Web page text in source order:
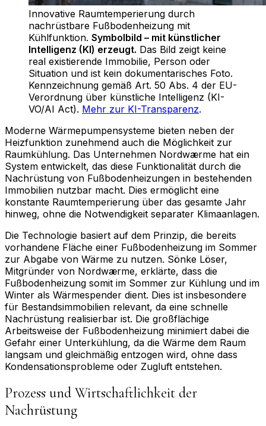
Innovative Raumtemperierung durch
nachrüstbare Fußbodenheizung mit
Kühlfunktion. Symbolbild – mit künstlicher
Intelligenz (KI) erzeugt. Das Bild zeigt keine
real existierende Immobilie, Person oder
Situation und ist kein dokumentarisches Foto.
Kennzeichnung gemäß Art. 50 Abs. 4 der EU-
Verordnung über künstliche Intelligenz (KI-
VO/AI Act). Mehr zur KI-Transparenz.
Moderne Wärmepumpensysteme bieten neben der
Heizfunktion zunehmend auch die Möglichkeit zur
Raumkühlung. Das Unternehmen Nordwærme hat ein
System entwickelt, das diese Funktionalität durch die
Nachrüstung von Fußbodenheizungen in bestehenden
Immobilien nutzbar macht. Dies ermöglicht eine
konstante Raumtemperierung über das gesamte Jahr
hinweg, ohne die Notwendigkeit separater Klimaanlagen.
Die Technologie basiert auf dem Prinzip, die bereits
vorhandene Fläche einer Fußbodenheizung im Sommer
zur Abgabe von Wärme zu nutzen. Sönke Löser,
Mitgründer von Nordwærme, erklärte, dass die
Fußbodenheizung somit im Sommer zur Kühlung und im
Winter als Wärmespender dient. Dies ist insbesondere
für Bestandsimmobilien relevant, da eine schnelle
Nachrüstung realisierbar ist. Die großflächige
Arbeitsweise der Fußbodenheizung minimiert dabei die
Gefahr einer Unterkühlung, da die Wärme dem Raum
langsam und gleichmäßig entzogen wird, ohne dass
Kondensationsprobleme oder Zugluft entstehen.
Prozess und Wirtschaftlichkeit der
Nachrüstung